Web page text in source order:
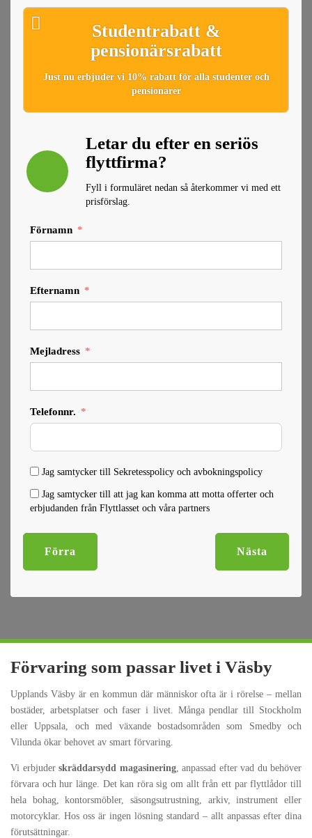
Studentrabatt &
pensionärsrabatt
Just nu erbjuder vi 10% rabatt för alla studenter och
pensionärer
Letar du efter en seriös
flyttfirma?
Fyll i formuläret nedan så återkommer vi med ett
prisförslag.
Förnamn
Efternamn
Mejladress
Telefonnr.
Jag samtycker till Sekretesspolicy och avbokningspolicy
Jag samtycker till att jag kan komma att motta offerter och
erbjudanden från Flyttlasset och våra partners
Förra Nästa
Förvaring som passar livet i Väsby
Upplands Väsby är en kommun där människor ofta är i rörelse – mellan
bostäder, arbetsplatser och faser i livet. Många pendlar till Stockholm
eller Uppsala, och med växande bostadsområden som Smedby och
Vilunda ökar behovet av smart förvaring.
Vi erbjuder skräddarsydd magasinering, anpassad efter vad du behöver
förvara och hur länge. Det kan röra sig om allt från ett par flyttlådor till
hela bohag, kontorsmöbler, säsongsutrustning, arkiv, instrument eller
motorcyklar. Hos oss är ingen lösning standard – allt anpassas efter dina
förutsättningar.